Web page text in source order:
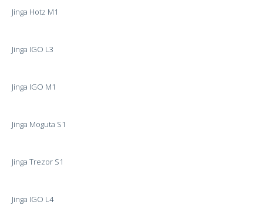
Jinga Hotz M1
Jinga IGO L3
Jinga IGO M1
Jinga Moguta S1
Jinga Trezor S1
Jinga IGO L4